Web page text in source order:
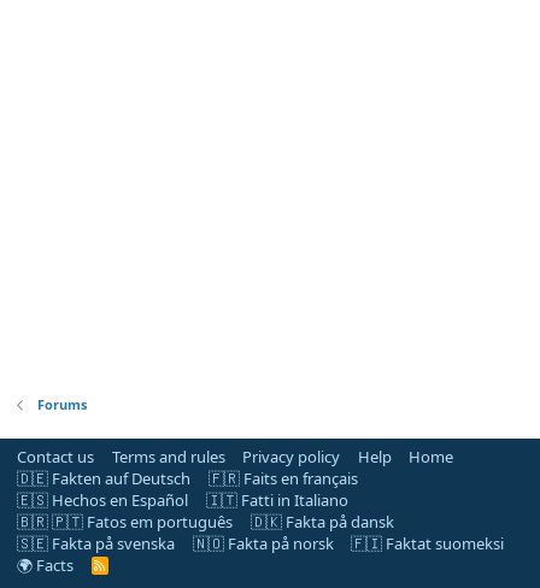
Forums
Contact us Terms and rules Privacy policy Help
Home
🇩🇪 Fakten auf Deutsch
🇫🇷 Faits en français
🇪🇸 Hechos en Español
🇮🇹 Fatti in Italiano
🇧🇷 🇵🇹 Fatos em português
🇩🇰 Fakta på dansk
🇸🇪 Fakta på svenska
🇳🇴 Fakta på norsk
🇫🇮 Faktat suomeksi
🌍 Facts
R